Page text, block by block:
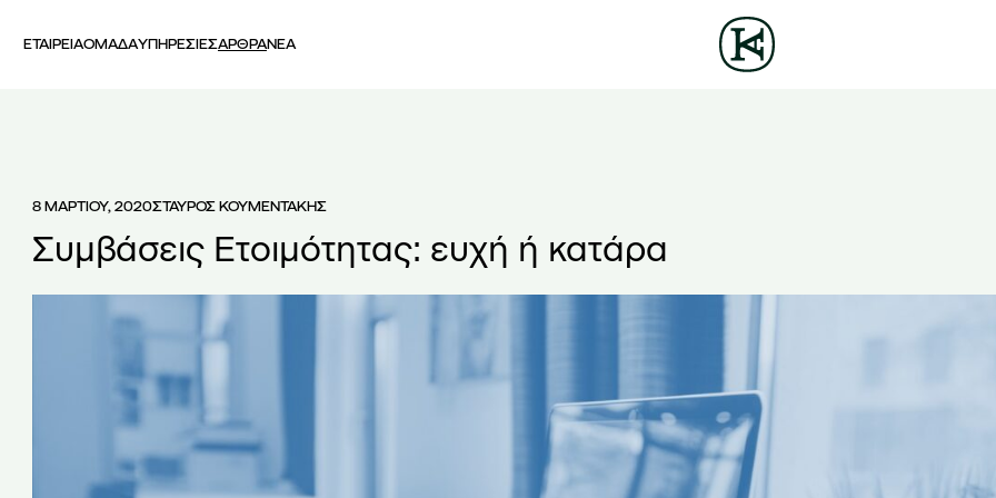
ΕΤΑΙΡΕΙΑΟΜΑΔΑΥΠΗΡΕΣΙΕΣΑΡΘΡΑΝΕΑ
8 ΜΑΡΤΙΟΥ, 2020ΣΤΑΥΡΟΣ ΚΟΥΜΕΝΤΑΚΗΣ
Συμβάσεις Ετοιμότητας: ευχή ή κατάρα